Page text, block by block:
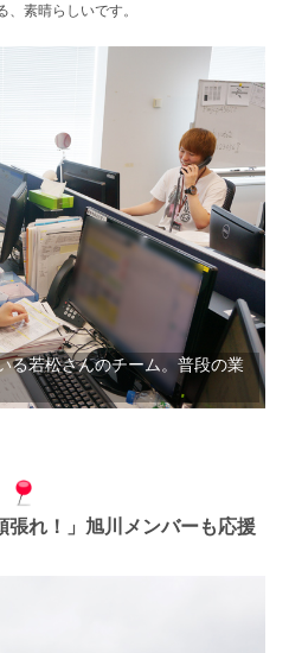
、素晴らしいです。
る若松さんのチーム。普段の業
張れ！」旭川メンバーも応援